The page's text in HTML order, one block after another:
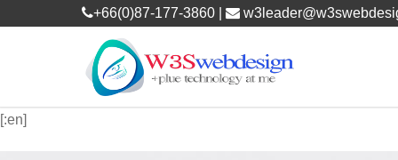
+66(0)87-177-3860 |
[:en]